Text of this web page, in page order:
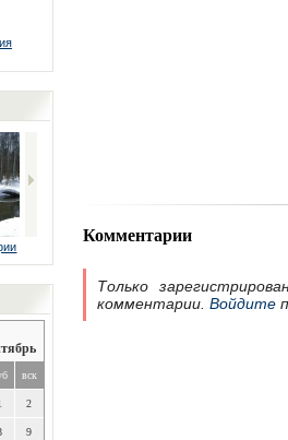
вск
2
9
Комментарии
Только
комментарии. Войдите